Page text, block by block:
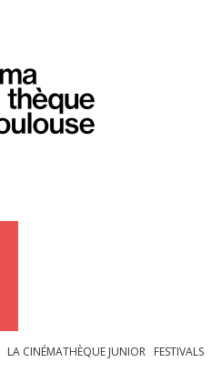
LA CINÉMATHÈQUE JUNIOR FESTIVALS